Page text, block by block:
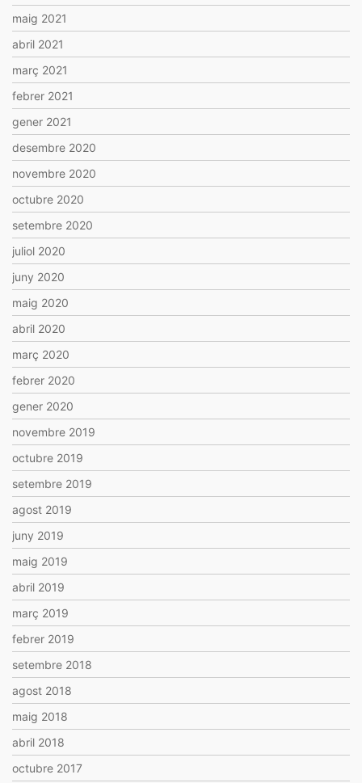
maig 2021
abril 2021
març 2021
febrer 2021
gener 2021
desembre 2020
novembre 2020
octubre 2020
setembre 2020
juliol 2020
juny 2020
maig 2020
abril 2020
març 2020
febrer 2020
gener 2020
novembre 2019
octubre 2019
setembre 2019
agost 2019
juny 2019
maig 2019
abril 2019
març 2019
febrer 2019
setembre 2018
agost 2018
maig 2018
abril 2018
octubre 2017